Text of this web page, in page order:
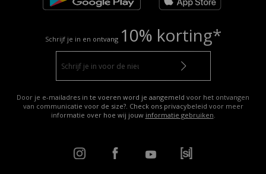
Schrijf je in en ontvang 10% korting*
Door je e-mailadres in te voeren word je aangemeld voor het ontvangen
van communicatie voor de size?. Check ons privacybeleid voor meer
informatie over hoe wij jouw informatie gebruiken.